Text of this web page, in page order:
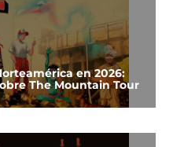
en 2026:
The Mountain Tour